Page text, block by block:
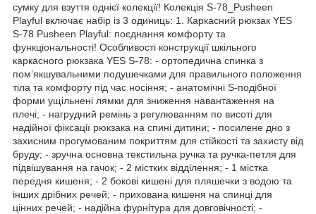
сумку для взуття однієї колекції! Колекція S-78_Pusheen
Playful включає набір із 3 одиниць: 1. Каркасний рюкзак YES
S-78 Pusheen Playful: поєднання комфорту та
функціональності! Особливості конструкції шкільного
каркасного рюкзака YES S-78: - ортопедична спинка з
пом’якшувальними подушечками для правильного положення
тіла та комфорту під час носіння; - анатомічні S-подібної
форми ущільнені лямки для зниження навантаження на
плечі; - нагрудний ремінь з регулюванням по висоті для
надійної фіксації рюкзака на спині дитини; - посилене дно з
захисним прогумованим покриттям для стійкості та захисту від
бруду; - зручна основна текстильна ручка та ручка-петля для
підвішування на гачок; - 2 містких відділення; - 1 містка
передня кишеня; - 2 бокові кишені для пляшечки з водою та
інших дрібних речей; - прихована кишеня на спинці для
цінних речей; - надійна фурнітура для довговічності; -